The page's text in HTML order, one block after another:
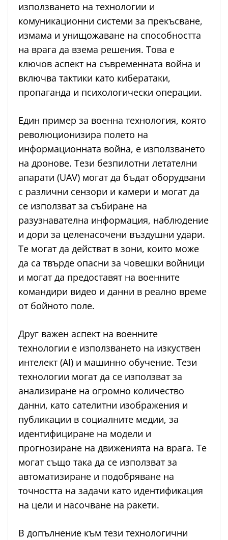
използването на технологии и
комуникационни системи за прекъсване,
измама и унищожаване на способността
на врага да взема решения. Това е
ключов аспект на съвременната война и
включва тактики като кибератаки,
пропаганда и психологически операции.
Един пример за военна технология, която
революционизира полето на
информационната война, е използването
на дронове. Тези безпилотни летателни
апарати (UAV) могат да бъдат оборудвани
с различни сензори и камери и могат да
се използват за събиране на
разузнавателна информация, наблюдение
и дори за целенасочени въздушни удари.
Те могат да действат в зони, които може
да са твърде опасни за човешки войници
и могат да предоставят на военните
командири видео и данни в реално време
от бойното поле.
Друг важен аспект на военните
технологии е използването на изкуствен
интелект (AI) и машинно обучение. Тези
технологии могат да се използват за
анализиране на огромно количество
данни, като сателитни изображения и
публикации в социалните медии, за
идентифициране на модели и
прогнозиране на движенията на врага. Те
могат също така да се използват за
автоматизиране и подобряване на
точността на задачи като идентификация
на цели и насочване на ракети.
В допълнение към тези технологични